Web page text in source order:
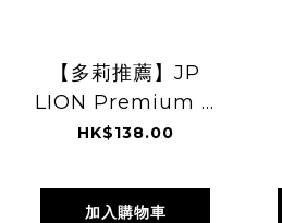
【多莉推薦】JP
LION Premium 11
重功效牙齦修護型
5920 TK1260807
HK$138.00
加入購物車